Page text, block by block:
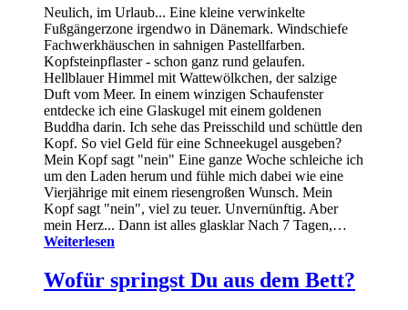
Neulich, im Urlaub... Eine kleine verwinkelte
Fußgängerzone irgendwo in Dänemark. Windschiefe
Fachwerkhäuschen in sahnigen Pastellfarben.
Kopfsteinpflaster - schon ganz rund gelaufen.
Hellblauer Himmel mit Wattewölkchen, der salzige
Duft vom Meer. In einem winzigen Schaufenster
entdecke ich eine Glaskugel mit einem goldenen
Buddha darin. Ich sehe das Preisschild und schüttle den
Kopf. So viel Geld für eine Schneekugel ausgeben?
Mein Kopf sagt "nein" Eine ganze Woche schleiche ich
um den Laden herum und fühle mich dabei wie eine
Vierjährige mit einem riesengroßen Wunsch. Mein
Kopf sagt "nein", viel zu teuer. Unvernünftig. Aber
mein Herz... Dann ist alles glasklar Nach 7 Tagen,…
Weiterlesen
Wofür springst Du aus dem Bett?